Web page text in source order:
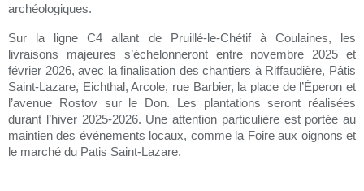
archéologiques.
Sur la ligne C4 allant de Pruillé-le-Chétif à Coulaines, les
livraisons majeures s’échelonneront entre novembre 2025 et
février 2026, avec la finalisation des chantiers à Riffaudière, Pâtis
Saint-Lazare, Eichthal, Arcole, rue Barbier, la place de l’Éperon et
l’avenue Rostov sur le Don. Les plantations seront réalisées
durant l’hiver 2025-2026. Une attention particulière est portée au
maintien des événements locaux, comme la Foire aux oignons et
le marché du Patis Saint-Lazare.